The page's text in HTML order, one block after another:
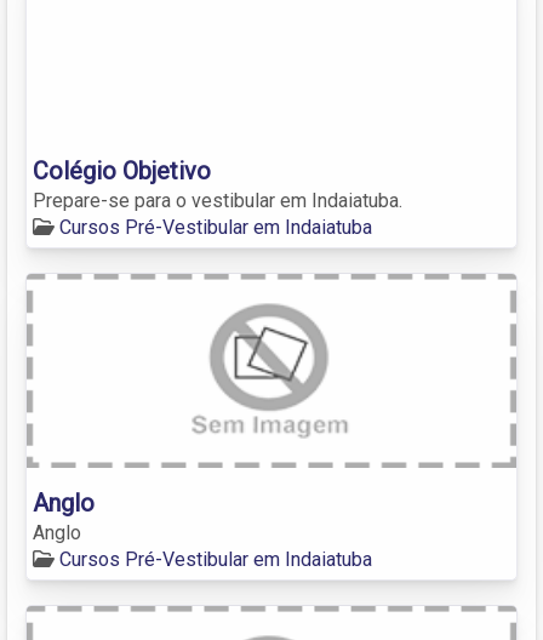
Colégio Objetivo
Prepare-se para o vestibular em Indaiatuba.
Cursos Pré-Vestibular em Indaiatuba
Anglo
Anglo
Cursos Pré-Vestibular em Indaiatuba